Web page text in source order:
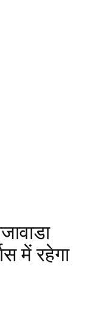
में रहेगा